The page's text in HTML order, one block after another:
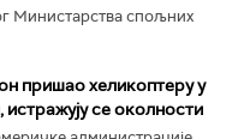
Министарства спољних
пришао хеликоптеру у
истражују се околности